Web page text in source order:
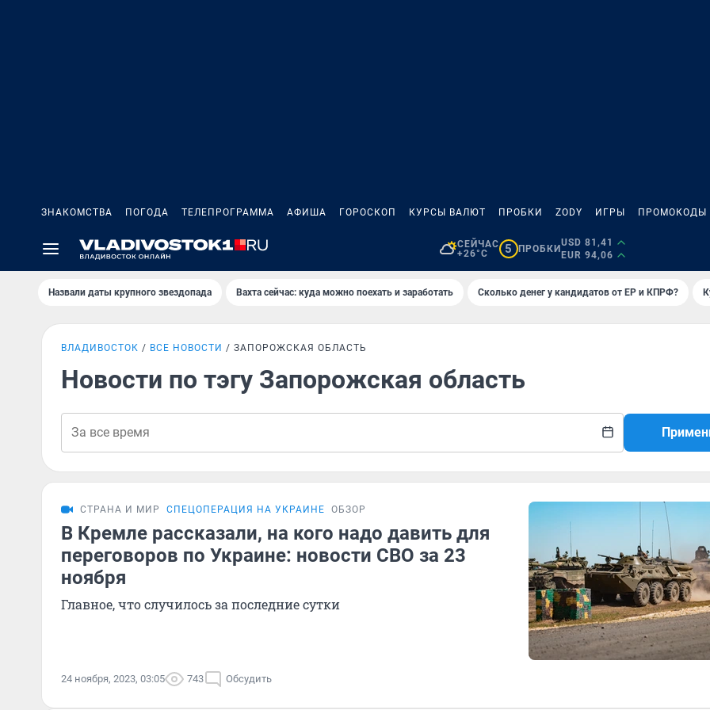
ЗНАКОМСТВА ПОГОДА ТЕЛЕПРОГРАММА АФИША ГОРОСКОП КУРСЫ ВАЛЮТ ПРОБКИ ZODY ИГРЫ ПРОМОКОДЫ
СЕЙЧАС
+26°C
5 ПРОБКИ
USD 81,41
EUR 94,06
Назвали даты крупного звездопада Вахта сейчас: куда можно поехать и заработать Сколько денег у кандидатов от ЕР и КПРФ?
ВЛАДИВОСТОК ВСЕ НОВОСТИ ЗАПОРОЖСКАЯ ОБЛАСТЬ
Новости по тэгу Запорожская область
СТРАНА И МИР СПЕЦОПЕРАЦИЯ НА УКРАИНЕ ОБЗОР
В Кремле рассказали, на кого надо давить для
переговоров по Украине: новости СВО за 23
ноября
Главное, что случилось за последние сутки
24 ноября, 2023, 03:05 743 Обсудить